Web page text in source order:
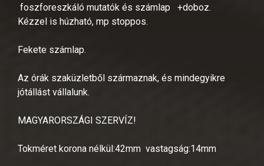
foszforeszkáló mutatók és számlap +doboz.
Kézzel is húzható, mp stoppos.
Fekete számlap.
Az órák szaküzletből származnak, és mindegyikre
jótállást vállalunk.
MAGYARORSZÁGI SZERVÍZ!
Tokméret korona nélkül:42mm vastagság:14mm